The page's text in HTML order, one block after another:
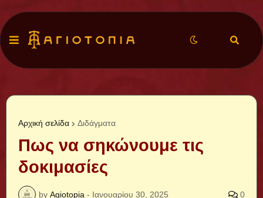
Αρχική σελίδα Διδάγματα
Πως να σηκώνουμε τις
δοκιμασίες
by Agiotopia - Ιανουαρίου 30, 2025 0